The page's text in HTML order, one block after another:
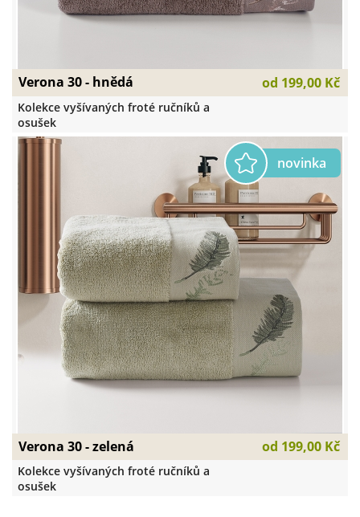
Verona 30 - hnědá od 199,00 Kč
Kolekce vyšívaných froté ručníků a
osušek
Verona 30 - zelená od 199,00 Kč
Kolekce vyšívaných froté ručníků a
osušek